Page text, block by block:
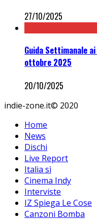
27/10/2025
Guida Settimanale
ottobre 2025
20/10/2025
indie-zone.it© 2020
Home
News
Dischi
Live Report
Italia sì
Cinema Indy
Interviste
IZ Spiega Le Cose
Canzoni Bomba